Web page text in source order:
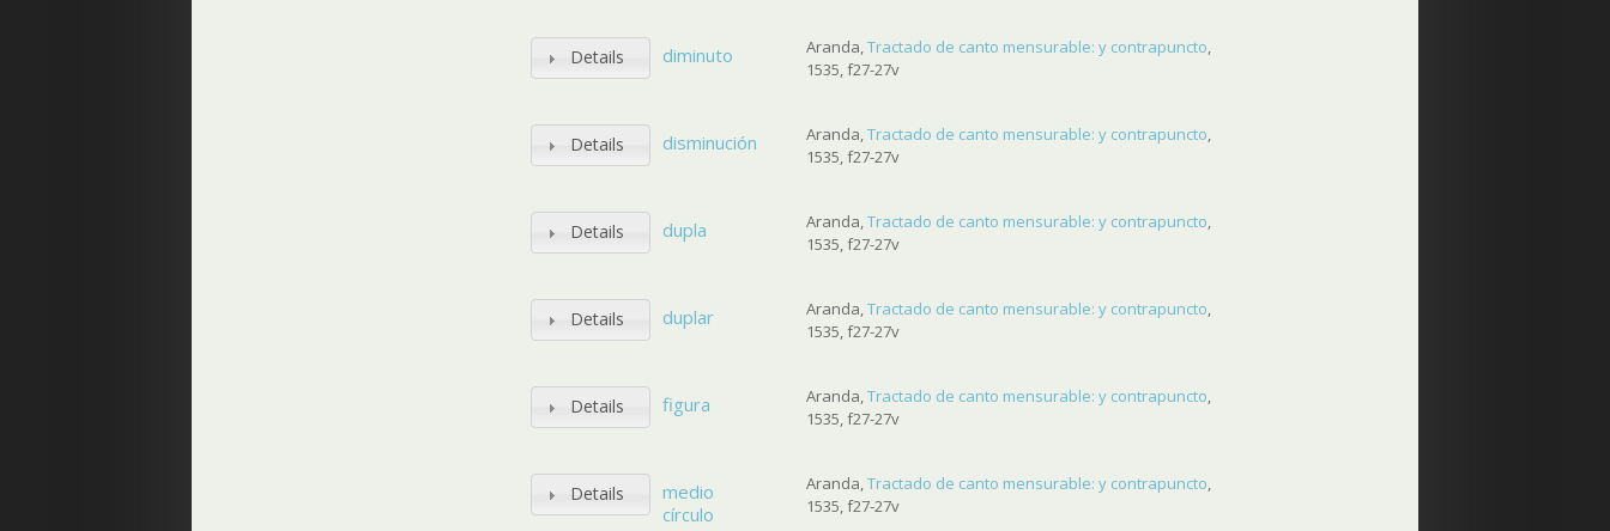
Details diminuto Aranda,Tractado de canto mensurable: y contrapuncto,
1535, f27-27v
Details disminución Aranda,Tractado de canto mensurable: y contrapuncto,
1535, f27-27v
Details dupla Aranda,Tractado de canto mensurable: y contrapuncto,
1535, f27-27v
Details duplar Aranda,Tractado de canto mensurable: y contrapuncto,
1535, f27-27v
Details figura Aranda,Tractado de canto mensurable: y contrapuncto,
1535, f27-27v
Details
medio
círculo
Aranda,Tractado de canto mensurable: y contrapuncto,
1535, f27-27v